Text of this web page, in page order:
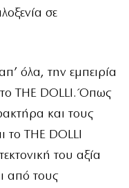
σε
όλα, την εμπειρία
THE DOLLI. Όπως
και τους
το THE DOLLI
του αξία
από τους